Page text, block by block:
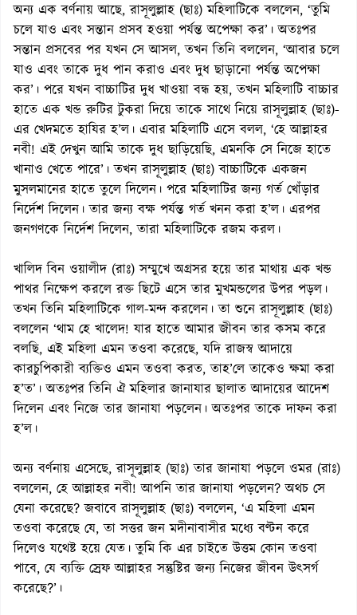
অন্য এক বর্ণনায় আছে, রাসূলুল্লাহ (ছাঃ) মহিলাটিকে বললেন, ‘তুমি
চলে যাও এবং সন্তান প্রসব হওয়া পর্যন্ত অপেক্ষা কর’। অতঃপর
সন্তান প্রসবের পর যখন সে আসল, তখন তিনি বললেন, ‘আবার চলে
যাও এবং তাকে দুধ পান করাও এবং দুধ ছাড়ানো পর্যন্ত অপেক্ষা
কর’। পরে যখন বাচ্চাটির দুধ খাওয়া বন্ধ হয়, তখন মহিলাটি বাচ্চার
হাতে এক খন্ড রুটির টুকরা দিয়ে তাকে সাথে নিয়ে রাসূলুল্লাহ (ছাঃ)-
এর খেদমতে হাযির হ’ল। এবার মহিলাটি এসে বলল, ‘হে আল্লাহর
নবী! এই দেখুন আমি তাকে দুধ ছাড়িয়েছি, এমনকি সে নিজে হাতে
খানাও খেতে পারে’। তখন রাসূলুল্লাহ (ছাঃ) বাচ্চাটিকে একজন
মুসলমানের হাতে তুলে দিলেন। পরে মহিলাটির জন্য গর্ত খোঁড়ার
নির্দেশ দিলেন। তার জন্য বক্ষ পর্যন্ত গর্ত খনন করা হ’ল। এরপর
জনগণকে নির্দেশ দিলেন, তারা মহিলাটিকে রজম করল।
খালিদ বিন ওয়ালীদ (রাঃ) সম্মুখে অগ্রসর হয়ে তার মাথায় এক খন্ড
পাথর নিক্ষেপ করলে রক্ত ছিটে এসে তার মুখমন্ডলের উপর পড়ল।
তখন তিনি মহিলাটিকে গাল-মন্দ করলেন। তা শুনে রাসূলুল্লাহ (ছাঃ)
বললেন ‘থাম হে খালেদ! যার হাতে আমার জীবন তার কসম করে
বলছি, এই মহিলা এমন তওবা করেছে, যদি রাজস্ব আদায়ে
কারচুপিকারী ব্যক্তিও এমন তওবা করত, তাহ’লে তাকেও ক্ষমা করা
হ’ত’। অতঃপর তিনি ঐ মহিলার জানাযার ছালাত আদায়ের আদেশ
দিলেন এবং নিজে তার জানাযা পড়লেন। অতঃপর তাকে দাফন করা
হ’ল।
অন্য বর্ণনায় এসেছে, রাসূলুল্লাহ (ছাঃ) তার জানাযা পড়লে ওমর (রাঃ)
বললেন, হে আল্লাহর নবী! আপনি তার জানাযা পড়লেন? অথচ সে
যেনা করেছে? জবাবে রাসূলুল্লাহ (ছাঃ) বললেন, ‘এ মহিলা এমন
তওবা করেছে যে, তা সত্তর জন মদীনাবাসীর মধ্যে বণ্টন করে
দিলেও যথেষ্ট হয়ে যেত। তুমি কি এর চাইতে উত্তম কোন তওবা
পাবে, যে ব্যক্তি স্রেফ আল্লাহর সন্তুষ্টির জন্য নিজের জীবন উৎসর্গ
করেছে?’।